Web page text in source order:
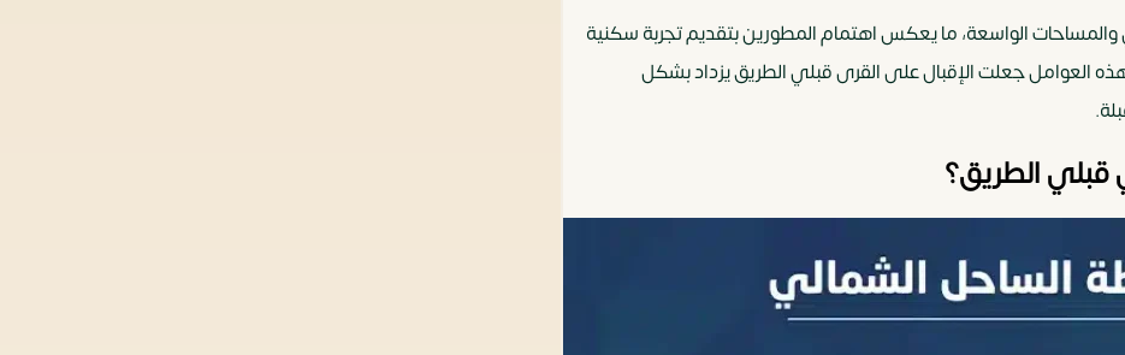
والمساحات الواسعة، ما يعكس اهتمام المطورين بتقديم تجربة سكنية
العوامل جعلت الإقبال على القرى قبلي الطريق يزداد بشكل
قبلي الطريق؟